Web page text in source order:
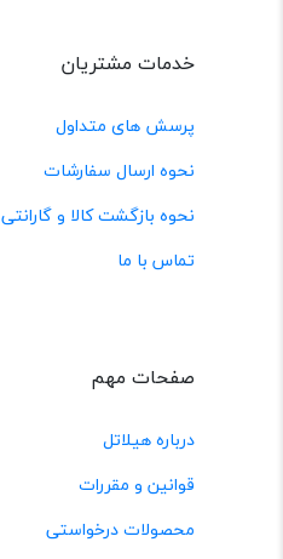
خدمات مشتریان
پرسش های متداول
نحوه ارسال سفارشات
نحوه بازگشت کالا و گارانتی
تماس با ما
صفحات مهم
درباره هیلاتل
قوانین و مقررات
محصولات درخواستی